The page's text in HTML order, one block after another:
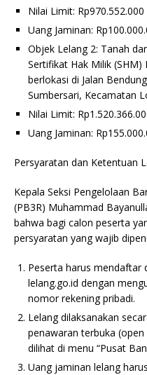
Nilai Limit: Rp970.552.000
Uang Jaminan:
Objek Lelang 2: Tanah
Sertifikat Hak Milik (SHM)
berlokasi di Jalan
Sumbersari, Kecamatan
Nilai Limit:
Uang Jaminan:
Persyaratan dan Ketentuan
Kepala Seksi Pengelolaan
(PB3R) Muhammad
bahwa bagi calon peserta
persyaratan yang wajib
Peserta harus mendaftar
lelang.go.id dengan
nomor rekening pribadi.
Lelang dilaksanakan
penawaran terbuka
dilihat di menu “Pusat
Uang jaminan lelang